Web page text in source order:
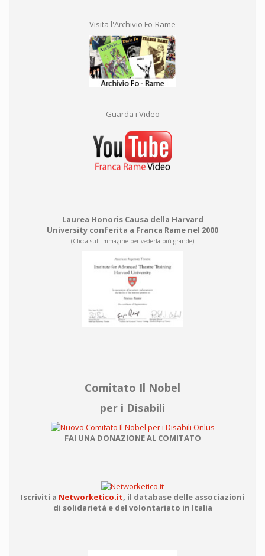
Visita l'Archivio Fo-Rame
Guarda i Video
Laurea Honoris Causa della Harvard
University conferita a Franca Rame nel 2000
(Clicca sull'immagine per vederla più grande)
Comitato Il Nobel
per i Disabili
FAI UNA DONAZIONE AL COMITATO
Iscriviti a Networketico.it, il database delle associazioni
di solidarietà e del volontariato in Italia